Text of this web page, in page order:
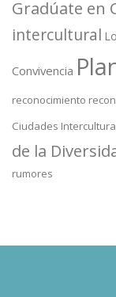
Gradúate en
intercultural
Convivencia
reconocimiento
Ciudades
de la
rumores